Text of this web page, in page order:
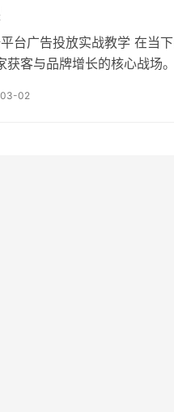
台广告投放实战教学 在当
获客与品牌增长的核心战场
小红书广告投放从 0 到…
02